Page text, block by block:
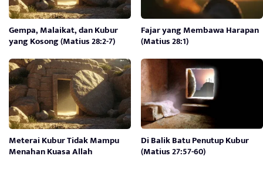
Gempa, Malaikat, dan Kubur
yang Kosong (Matius 28:2-7)
Fajar yang Membawa Harapan
(Matius 28:1)
Meterai Kubur Tidak Mampu
Menahan Kuasa Allah
Di Balik Batu Penutup Kubur
(Matius 27:57-60)